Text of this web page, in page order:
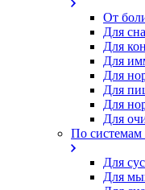
От
Для
Для
Для
Для
Для
Для
Для
По системам
Для
Для